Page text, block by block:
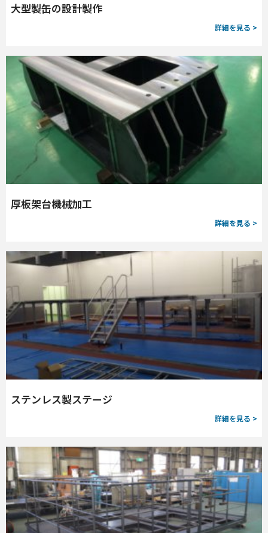
大型製缶の設計製作
詳細を見る >
厚板架台機械加工
詳細を見る >
ステンレス製ステージ
詳細を見る >